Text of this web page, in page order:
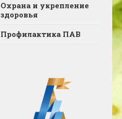
Охрана и укрепление
здоровья
Профилактика ПАВ